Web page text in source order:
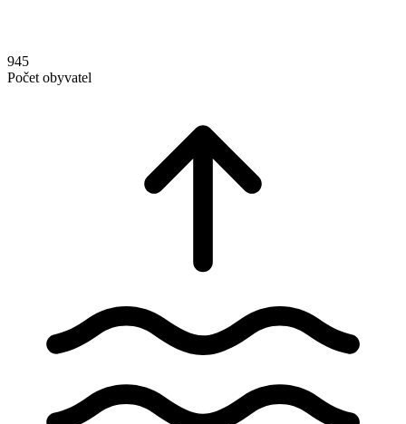
945
Počet obyvatel